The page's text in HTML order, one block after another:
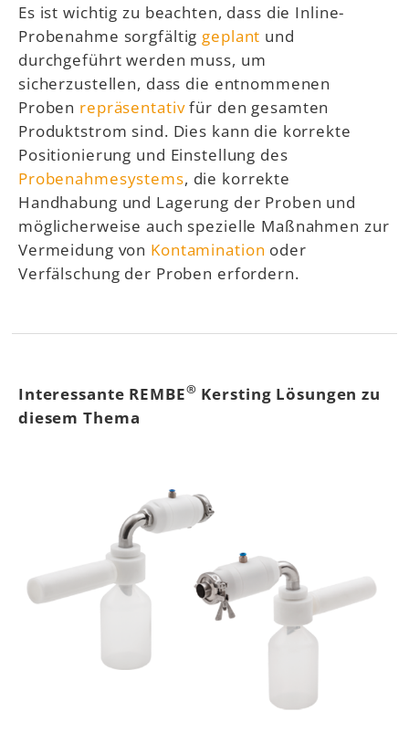
Es ist wichtig zu beachten, dass die Inline-
Probenahme sorgfältig geplant und
durchgeführt werden muss, um
sicherzustellen, dass die entnommenen
Proben repräsentativfür den gesamten
Produktstrom sind. Dies kann die korrekte
Positionierung und Einstellung des
Probenahmesystems, die korrekte
Handhabung und Lagerung der Proben und
möglicherweise auch spezielle Maßnahmen zur
Vermeidung von Kontamination oder
Verfälschung der Proben erfordern.
Interessante REMBE® Kersting Lösungen zu
diesem Thema